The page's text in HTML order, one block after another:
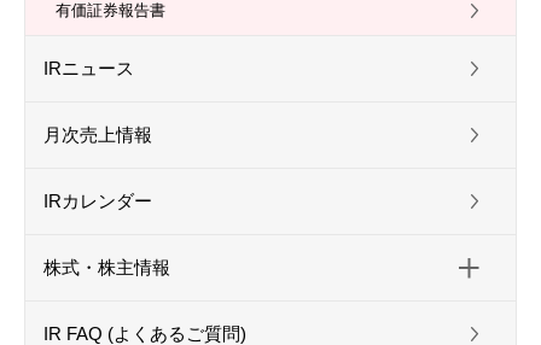
有価証券報告書
IRニュース
月次売上情報
IRカレンダー
株式・株主情報
IR FAQ (よくあるご質問)